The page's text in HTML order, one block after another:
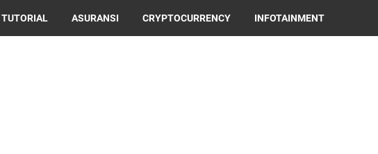
TUTORIAL ASURANSI CRYPTOCURRENCY INFOTAINMENT